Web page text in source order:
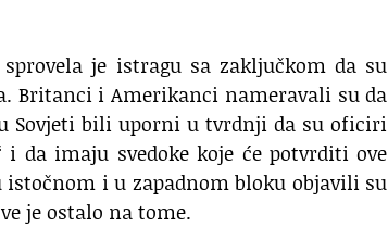
je istragu sa zaključkom da su
Britanci i Amerikanci nameravali su da
Sovjeti bili uporni u tvrdnji da su oficiri
da imaju svedoke koje će potvrditi ove
istočnom i u zapadnom bloku objavili su
je ostalo na tome.